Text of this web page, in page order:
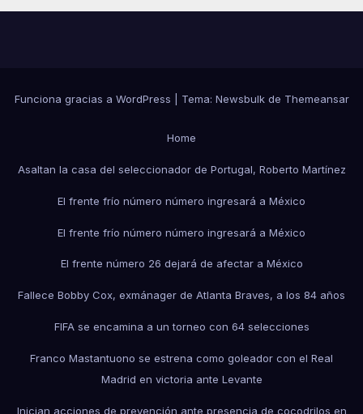
Funciona gracias a WordPress Tema: Newsbulkde Themeansar
Home
Asaltan la casa del seleccionador de Portugal, Roberto Martínez
El frente frío número número ingresará a México
El frente frío número número ingresará a México
El frente número 26 dejará de afectar a México
Fallece Bobby Cox, exmánager de Atlanta Braves, a los 84 años
FIFA se encamina a un torneo con 64 selecciones
Franco Mastantuono se estrena como goleador con el Real
Madrid en victoria ante Levante
Inician acciones de prevención ante presencia de cocodrilos en